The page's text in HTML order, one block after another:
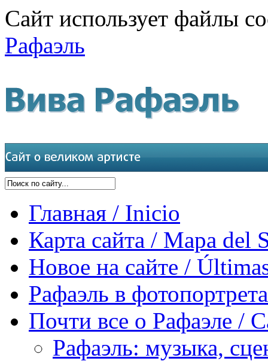
Сайт использует файлы
Рафаэль
Главная / Inicio
Карта сайта / Mapa del
Новое на сайте /
Рафаэль в
Почти все о Рафаэле /
Рафаэль: музыка,